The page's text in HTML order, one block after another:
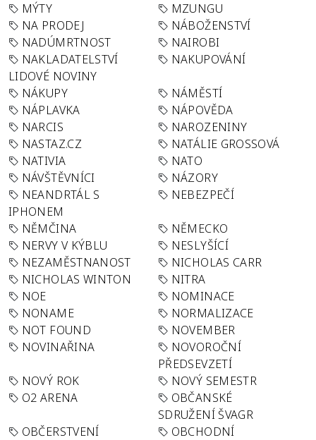
MÝTY
MZUNGU
NA PRODEJ
NÁBOŽENSTVÍ
NADÚMRTNOST
NAIROBI
NAKLADATELSTVÍ
LIDOVÉ NOVINY
NAKUPOVÁNÍ
NÁKUPY
NÁMĚSTÍ
NÁPLAVKA
NÁPOVĚDA
NARCIS
NAROZENINY
NASTAZ.CZ
NATÁLIE GROSSOVÁ
NATIVIA
NATO
NÁVŠTĚVNÍCI
NÁZORY
NEANDRTÁL S
IPHONEM
NEBEZPEČÍ
NĚMČINA
NĚMECKO
NERVY V KÝBLU
NESLYŠÍCÍ
NEZAMĚSTNANOST
NICHOLAS CARR
NICHOLAS WINTON
NITRA
NOE
NOMINACE
NONAME
NORMALIZACE
NOT FOUND
NOVEMBER
NOVINAŘINA
NOVOROČNÍ
PŘEDSEVZETÍ
NOVÝ ROK
NOVÝ SEMESTR
O2 ARENA
OBČANSKÉ
SDRUŽENÍ ŠVAGR
OBČERSTVENÍ
OBCHODNÍ